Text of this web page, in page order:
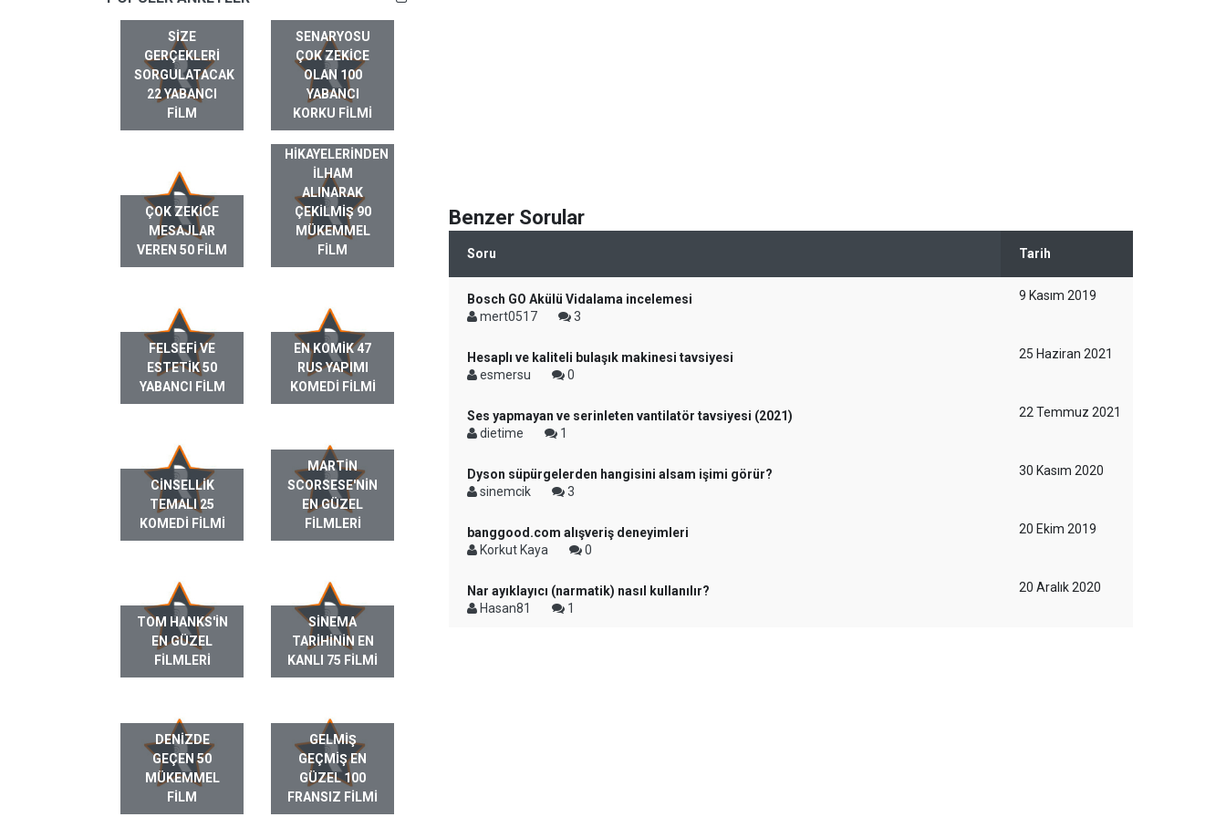
SIZE
GERÇEKLERI
SORGULATACAK
22 YABANCI
FILM
SENARYOSU
ÇOK ZEKICE
OLAN 100
YABANCI
KORKU FILMI
ÇOK ZEKICE
MESAJLAR
VEREN 50 FILM
GERÇEK HAYAT
HIKAYELERINDEN
ILHAM
ALINARAK
ÇEKILMIŞ 90
MÜKEMMEL
FILM
FELSEFI VE
ESTETIK 50
YABANCI FILM
EN KOMIK 47
RUS YAPIMI
KOMEDI FILMI
CINSELLIK
TEMALI 25
KOMEDI FILMI
MARTIN
SCORSESE'NIN
EN GÜZEL
FILMLERI
TOM HANKS'IN
EN GÜZEL
FILMLERI
SINEMA
TARIHININ EN
KANLI 75 FILMI
DENIZDE
GEÇEN 50
MÜKEMMEL
FILM
GELMIŞ
GEÇMIŞ EN
GÜZEL 100
FRANSIZ FILMI
Benzer Sorular
Soru Tarih
Bosch GO Akülü Vidalama incelemesi
mert0517
3
9 Kasım 2019
Hesaplı ve kaliteli bulaşık makinesi tavsiyesi
esmersu
0
25 Haziran 2021
Ses yapmayan ve serinleten vantilatör tavsiyesi (2021)
dietime
1
22 Temmuz 2021
Dyson süpürgelerden hangisini alsam işimi görür?
sinemcik
3
30 Kasım 2020
banggood.com alışveriş deneyimleri
Korkut Kaya
0
20 Ekim 2019
Nar ayıklayıcı (narmatik) nasıl kullanılır?
Hasan81
1
20 Aralık 2020